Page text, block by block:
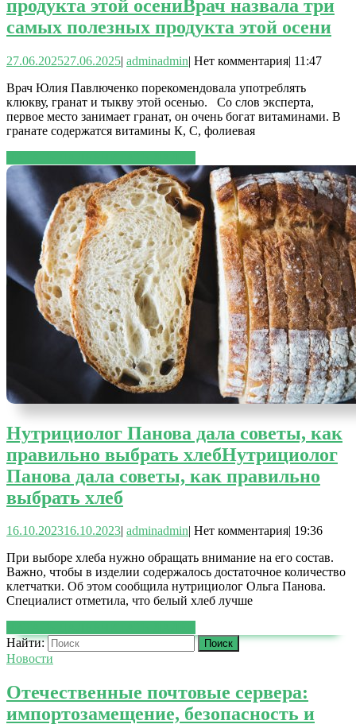
продукта этой осени Врач назвала три
самых полезных продукта этой осени
27.06.202527.06.2025| adminadmin| Нет комментария| 11:47
Врач Юлия Павлюченко порекомендовала употреблять
клюкву, гранат и тыкву этой осенью. Со слов эксперта,
первое место занимает гранат, он очень богат витаминами. В
гранате содержатся витамины К, С, фолиевая
Нутрициолог Панова дала советы, как
правильно выбрать хлебНутрициолог
Панова дала советы, как правильно
выбрать хлеб
16.10.202316.10.2023| adminadmin| Нет комментария| 19:36
При выборе хлеба нужно обращать внимание на его состав.
Важно, чтобы в изделии содержалось достаточное количество
клетчатки. Об этом сообщила нутрициолог Ольга Панова.
Специалист отметила, что белый хлеб лучше
Найти:
Новости
Отечественные почтовые сервера:
импортозамещение, безопасность и